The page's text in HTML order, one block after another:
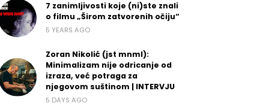
7 zanimljivosti koje (ni)ste znali
o filmu „Širom zatvorenih očiju“
5 YEARS AGO
Zoran Nikolić (jst mnml):
Minimalizam nije odricanje od
izraza, već potraga za
njegovom suštinom | INTERVJU
5 DAYS AGO